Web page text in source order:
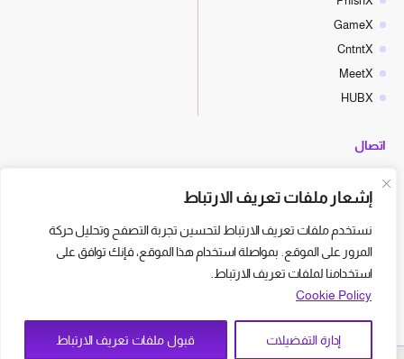
إشعار ملفات تعريف الارتباط
نستخدم ملفات تعريف الارتباط لتحسين تجربة التصفح وتحليل حركة
المرور على الموقع. بمواصلة استخدام هذا الموقع، فإنك توافق على
استخدامنا لملفات تعريف الارتباط.
Cookie Policy
إدارة التفضيلات قبول ملفات تعريف الارتباط
GameX
CntntX
MeetX
HUBX
اتصال
hello@cyberx.world